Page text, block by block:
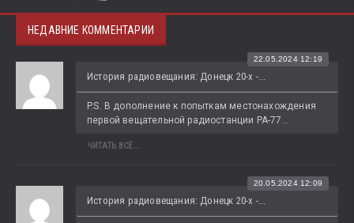
НЕДАВНИЕ КОММЕНТАРИИ
История радиовещания: Донецк 20-х -...
22.05.2024 12:19
P.S. В дополнение к попыткам местонахождения
первой вещательной радиостанции РА-77...
ЧИТАТЬ ВСЁ...
История радиовещания: Донецк 20-х -...
20.05.2024 12:09